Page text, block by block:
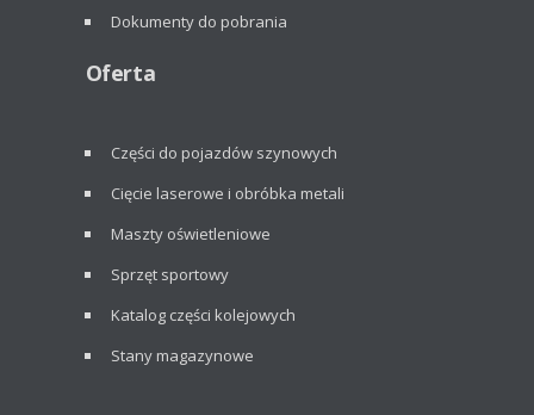
Dokumenty do pobrania
Oferta
Części do pojazdów szynowych
Cięcie laserowe i obróbka metali
Maszty oświetleniowe
Sprzęt sportowy
Katalog części kolejowych
Stany magazynowe